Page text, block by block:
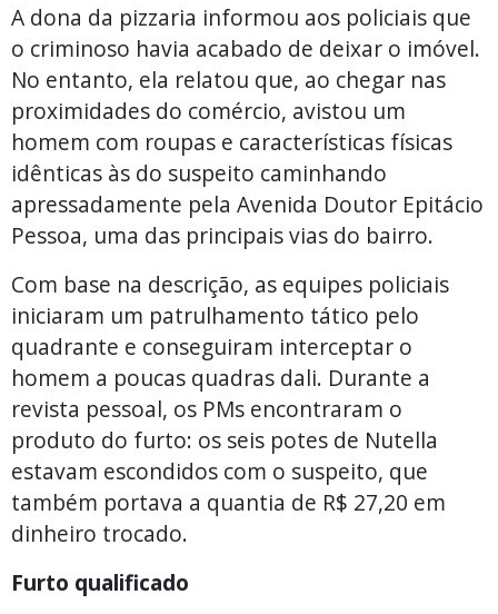
A dona da pizzaria informou aos policiais que
o criminoso havia acabado de deixar o imóvel.
No entanto, ela relatou que, ao chegar nas
proximidades do comércio, avistou um
homem com roupas e características físicas
idênticas às do suspeito caminhando
apressadamente pela Avenida Doutor Epitácio
Pessoa, uma das principais vias do bairro.
Com base na descrição, as equipes policiais
iniciaram um patrulhamento tático pelo
quadrante e conseguiram interceptar o
homem a poucas quadras dali. Durante a
revista pessoal, os PMs encontraram o
produto do furto: os seis potes de Nutella
estavam escondidos com o suspeito, que
também portava a quantia de R$ 27,20 em
dinheiro trocado.
Furto qualificado